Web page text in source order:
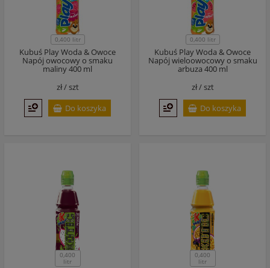
0,400 litr
Kubuś Play Woda & Owoce
Napój owocowy o smaku
maliny 400 ml
zł /szt
Do koszyka
0,400 litr
Kubuś Play Woda & Owoce
Napój wieloowocowy o smaku
arbuza 400 ml
zł /szt
Do koszyka
0,400
litr
0,400
litr